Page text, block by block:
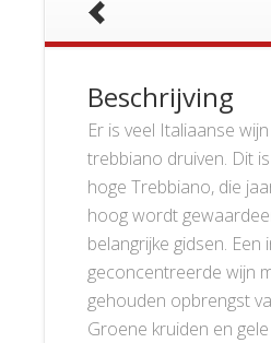
Beschrijving
Er is veel Italiaanse
trebbiano druiven. Dit
hoge Trebbiano, die
hoog wordt
belangrijke gidsen. Een
geconcentreerde wijn
gehouden opbrengst
Groene kruiden en